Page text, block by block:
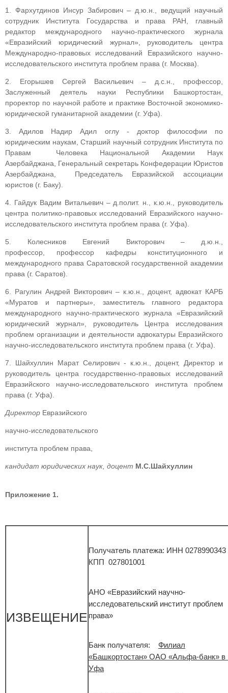
1. Фархутдинов Инсур Забирович – д.ю.н., ведущий научный
сотрудник Института Государства и права РАН, главный
редактор международного научно-практического журнала
«Евразийский юридический журнал», руководитель центра
Международно-правовых исследований Евразийского научно-
исследовательского института проблем права (г. Москва).
2. Егорышев Сергей Васильевич – д.с.н., профессор,
Заслуженный деятель науки Республики Башкортостан,
проректор по научной работе и практике Восточной экономико-
юридической гуманитарной академии (г. Уфа).
3. Адилов Надир Адил оглу - доктор философии по
юридическим наукам, Старший научный сотрудник Института по
Правам Человека Национальной Академии Наук
Азербайджана, Генеральный секретарь Конфедерации Юристов
Азербайджана, Председатель Евразийской ассоциации
юристов (г. Баку).
4. Гайдук Вадим Витальевич – д.полит. н., к.ю.н., руководитель
центра политико-правовых исследований Евразийского научно-
исследовательского института проблем права (г. Уфа).
5. Колесников Евгений Викторович – д.ю.н.,
профессор, профессор кафедры конституционного и
международного права Саратовской государственной академии
права (г. Саратов).
6. Рагулин Андрей Викторович – к.ю.н., доцент, адвокат КАРБ
«Муратов и партнеры», заместитель главного редактора
международного научно-практического журнала «Евразийский
юридический журнал», руководитель Центра исследования
проблем организации и деятельности адвокатуры Евразийского
научно-исследовательского института проблем права (г. Уфа).
7. Шайхуллин Марат Селирович - к.ю.н., доцент, Директор и
руководитель центра государственно-правовых исследований
Евразийского научно-исследовательского института проблем
права (г. Уфа).
Директор Евразийского
научно-исследовательского
института проблем права,
кандидат юридических наук, доцент М.С.Шайхуллин
Приложение 1.
ИЗВЕЩЕНИЕ
Получатель платежа: ИНН
КПП 027801001
АНО «Евразийский научно-
исследовательский институт проблем
права»
Банк получателя: Филиал
«Башкортостан» ОАО «Альфа-банк» в
Уфа